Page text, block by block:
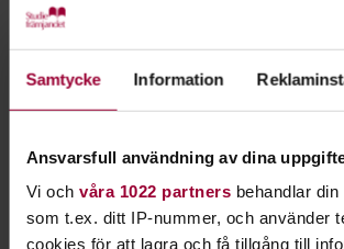
Samtycke Information
Ansvarsfull användning av dina
Vi och våra 1022 partnersbehandlar din
som t.ex. ditt IP-nummer, och använder
cookies för att lagra och få tillgång till
Kontakt
Sara
Skicka e-post
070-883 16 42